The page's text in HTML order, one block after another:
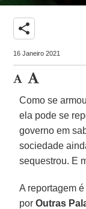
share
16 Janeiro 2021
Como se
ela pode se
governo em
sociedade
sequestrou. E
A reportagem
porOutras